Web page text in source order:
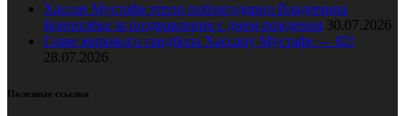
Хассан Мустафа тепло поблагодарил Владимира
Коноплёва за поздравление с днем рождения 30.07.2026
Главе мирового гандбола Хассану Мустафе — 82!
28.07.2026
Полезные ссылки